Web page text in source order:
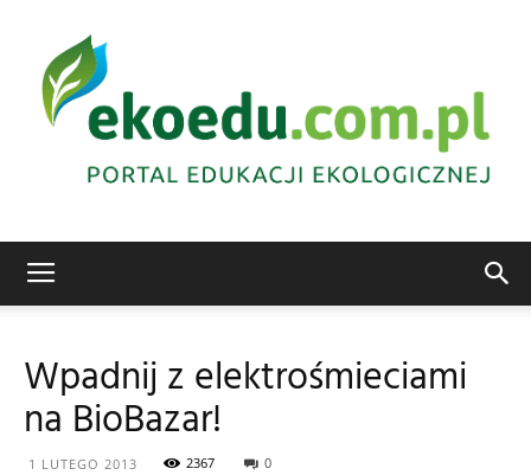
Wpadnij z elektrośmieciami
na BioBazar!
1 LUTEGO 2013 2367 0